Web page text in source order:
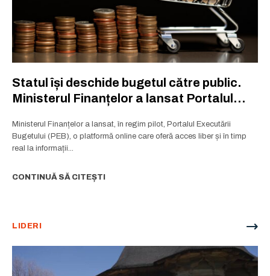
Statul își deschide bugetul către public.
Ministerul Finanțelor a lansat Portalul
Ministerul Finanțelor a lansat, în regim pilot, Portalul Executării
Bugetului (PEB), o platformă online care oferă acces liber și în timp
real la informații...
CONTINUĂ SĂ CITEȘTI
LIDERI